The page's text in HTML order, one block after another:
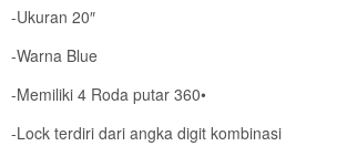
-Ukuran 20″
-Warna Blue
-Memiliki 4 Roda putar 360•
-Lock terdiri dari angka digit kombinasi